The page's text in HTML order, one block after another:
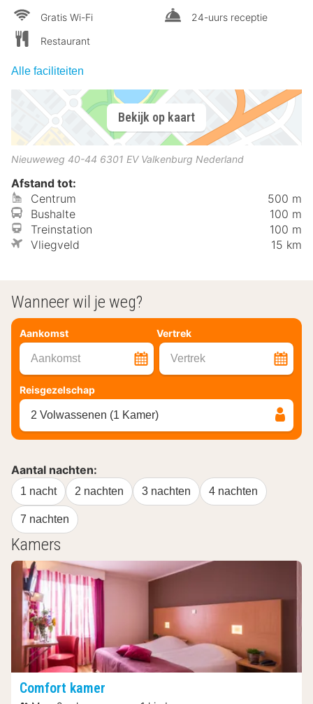
Gratis Wi-Fi
Restaurant
24-uurs receptie
Alle faciliteiten
Bekijk op kaart
Nieuweweg 40-44 6301 EV Valkenburg Nederland
Afstand tot:
Centrum
500 m
Bushalte
100 m
Treinstation
100 m
Vliegveld
15 km
Wanneer wil je weg?
Aankomst Vertrek
Aankomst Vertrek
Reisgezelschap
2 Volwassenen (1 Kamer)
Aantal nachten:
1 nacht 2 nachten 3 nachten 4 nachten
7 nachten
Kamers
Comfort kamer